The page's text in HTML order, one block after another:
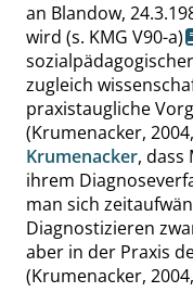
an Blandow,
wird (s. KMG V90-a)
zugleich
praxistaugliche
(Krumenacker, 2004,
Krumenacker, dass
ihrem
man sich
Diagnostizieren
aber in der Praxis
(Krumenacker, 2004,